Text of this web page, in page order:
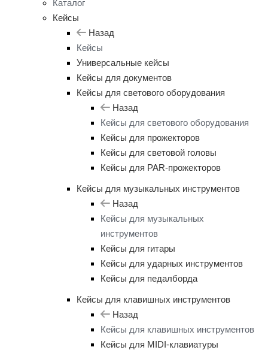
Каталог
Кейсы
Назад
Кейсы
Универсальные кейсы
Кейсы для документов
Кейсы для светового оборудования
Назад
Кейсы для светового оборудования
Кейсы для прожекторов
Кейсы для световой головы
Кейсы для PAR-прожекторов
Кейсы для музыкальных инструментов
Назад
Кейсы для музыкальных
инструментов
Кейсы для гитары
Кейсы для ударных инструментов
Кейсы для педалборда
Кейсы для клавишных инструментов
Назад
Кейсы для клавишных инструментов
Кейсы для MIDI-клавиатуры